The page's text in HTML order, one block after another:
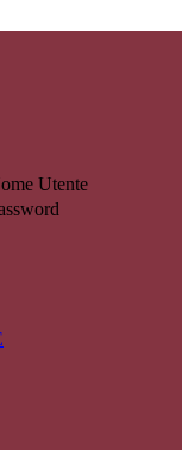
Utente